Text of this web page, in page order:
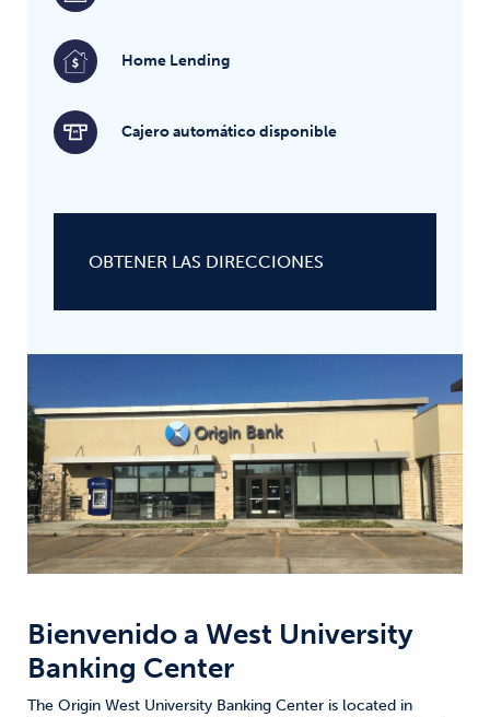
Home Lending
Cajero automático disponible
OBTENER LAS DIRECCIONES
Bienvenido a West University
Banking Center
The Origin West University Banking Center is located in